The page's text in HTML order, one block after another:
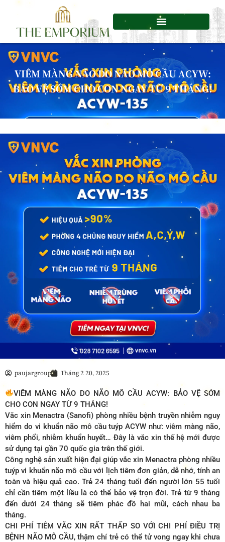
Chuyển
nội
dung
VIÊM MÀNG NÃO DO NÃO MÔ CẦU ACYW:
BẢO VỆ SỚM CHO CON NGAY TỪ 9 THÁNG!
paujargroup Tháng 2 20, 2025
VIÊM MÀNG NÃO DO NÃO MÔ CẦU ACYW: BẢO VỆ SỚM
CHO CON NGAY TỪ 9 THÁNG!
Vắc xin Menactra (Sanofi) phòng nhiều bệnh truyền nhiễm nguy
hiểm do vi khuẩn não mô cầu tuýp ACYW như: viêm màng não,
viêm phổi, nhiễm khuẩn huyết… Đây là vắc xin thế hệ mới được
sử dụng tại gần 70 quốc gia trên thế giới.
Công nghệ sản xuất hiện đại giúp vắc xin Menactra phòng nhiều
tuýp vi khuẩn não mô cầu với lịch tiêm đơn giản, dễ nhớ, tính an
toàn và hiệu quả cao. Trẻ 24 tháng tuổi đến người lớn 55 tuổi
chỉ cần tiêm một liều là có thể bảo vệ trọn đời. Trẻ từ 9 tháng
đến dưới 24 tháng sẽ tiêm phác đồ hai mũi, cách nhau ba
tháng.
CHI PHÍ TIÊM VẮC XIN RẤT THẤP SO VỚI CHI PHÍ ĐIỀU TRỊ
BỆNH NÃO MÔ CẦU, thậm chí trẻ có thể tử vong ngay khi chưa